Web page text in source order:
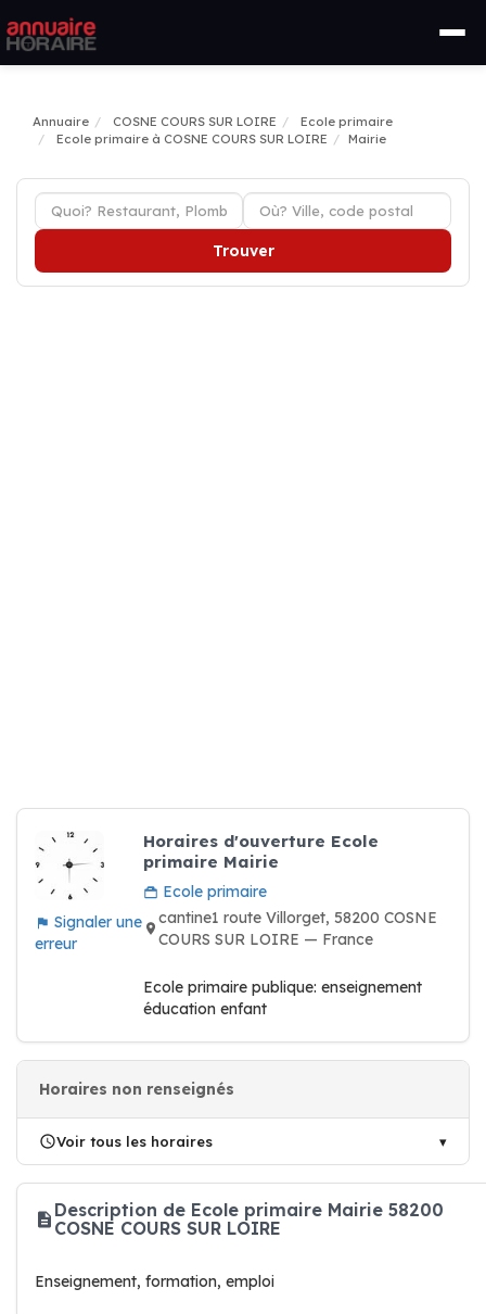
Annuaire COSNE COURS SUR LOIRE
Ecole primaire
Ecole primaire à COSNE COURS SUR LOIRE
Mairie
Trouver
Signaler une
erreur
Horaires d'ouverture Ecole
primaire Mairie
Ecole primaire
cantine1 route Villorget, 58200 COSNE
COURS SUR LOIRE — France
Ecole primaire publique: enseignement
éducation enfant
Horaires non renseignés
Voir tous les horaires
Description de Ecole primaire Mairie 58200
COSNE COURS SUR LOIRE
Enseignement, formation, emploi